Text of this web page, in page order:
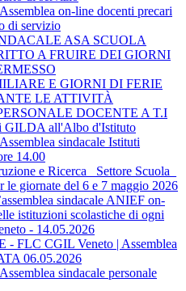
on-line docenti precari
di servizio
ASA SCUOLA
A FRUIRE DEI GIORNI
E GIORNI DI FERIE
LE ATTIVITÀ
DOCENTE A T.I
GILDA all'Albo d'Istituto
sindacale Istituti
14.00
e Ricerca_ Settore Scuola_
le giornate del 6 e 7 maggio 2026
sindacale ANIEF on-
istituzioni scolastiche di ogni
- 14.05.2026
- FLC CGIL Veneto | Assemblea
06.05.2026
sindacale personale